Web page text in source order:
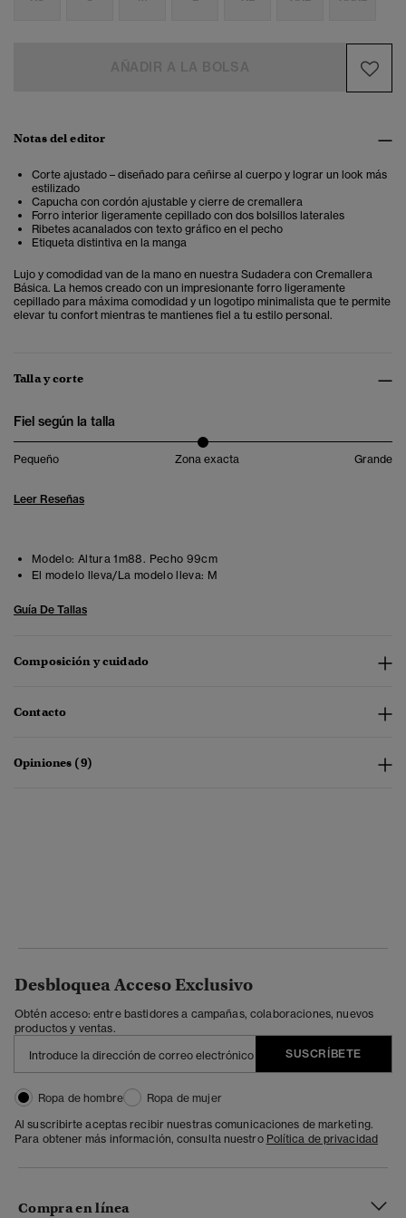
Notas del editor
Corte ajustado – diseñado para ceñirse al cuerpo y lograr un look más
estilizado
Capucha con cordón ajustable y cierre de cremallera
Forro interior ligeramente cepillado con dos bolsillos laterales
Ribetes acanalados con texto gráfico en el pecho
Etiqueta distintiva en la manga
Lujo y comodidad van de la mano en nuestra Sudadera con Cremallera
Básica. La hemos creado con un impresionante forro ligeramente
cepillado para máxima comodidad y un logotipo minimalista que te permite
elevar tu confort mientras te mantienes fiel a tu estilo personal.
Talla y corte
Fiel según la talla
Pequeño Zona exacta Grande
Leer Reseñas
Modelo: Altura 1m88. Pecho 99cm
El modelo lleva/La modelo lleva: M
Guía De Tallas
Composición y cuidado
Contacto
Opiniones (9)
Desbloquea Acceso Exclusivo
Obtén acceso: entre bastidores a campañas, colaboraciones, nuevos
productos y ventas.
SUSCRÍBETE
Ropa de hombre
Ropa de mujer
Al suscribirte aceptas recibir nuestras comunicaciones de marketing.
Para obtener más información, consulta nuestro Política de privacidad
Compra en línea